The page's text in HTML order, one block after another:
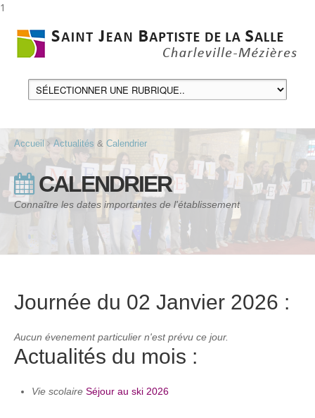
1
Accueil Actualités & Calendrier
CALENDRIER
Connaître les dates importantes de l'établissement
Journée du 02 Janvier 2026 :
Aucun évenement particulier n'est prévu ce jour.
Actualités du mois :
Vie scolaire Séjour au ski 2026